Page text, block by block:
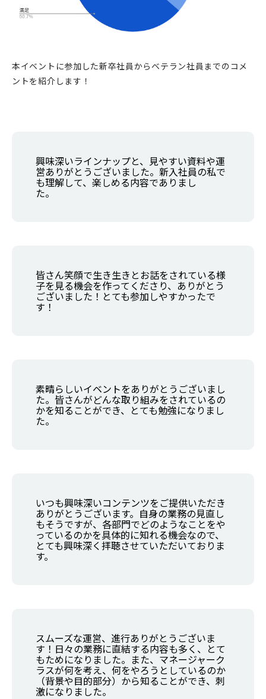
本イベントに参加した新卒社員からベテラン社員までのコメ
ントを紹介します！
興味深いラインナップと、見やすい資料や運
営ありがとうございました。新入社員の私で
も理解して、楽しめる内容でありまし
た
皆さん笑顔で生き生きとお話をされている様
子を見る機会を作ってくださり、ありがとう
ございました！とても参加しやすかったで
す！
素晴らしいイベントをありがとうございまし
た。皆さんがどんな取り組みをされているの
かを知ることができ、とても勉強になりまし
た。
いつも興味深いコンテンツをご提供いただき
ありがとうございます。自身の業務の見直し
もそうですが、各部門でどのようなことをや
っているのかを具体的に知れる機会なので、
とても興味深く拝聴させていただいておりま
す。
スムーズな運営、進行ありがとうございま
す！日々の業務に直結する内容も多く、とて
もためになりました。また、マネージャーク
ラスが何を考え、何をやろうとしているのか
（背景や目的部分）から知ることができ、刺
激になりました。